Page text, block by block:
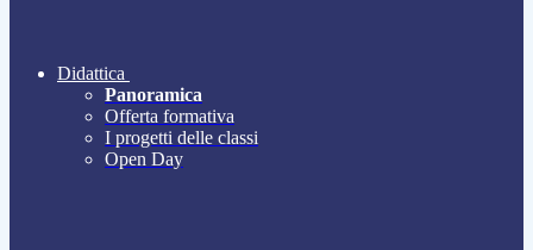
Didattica
Panoramica
Offerta formativa
I progetti delle classi
Open Day